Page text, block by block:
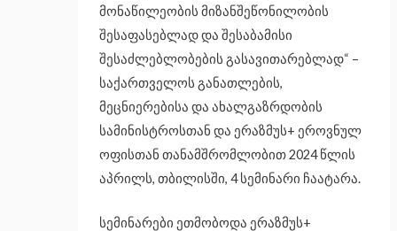
მონაწილეობის მიზანშეწონილობის
შესაფასებლად და შესაბამისი
შესაძლებლობების გასავითარებლად“ –
საქართველოს განათლების,
მეცნიერებისა და ახალგაზრდობის
სამინისტროსთან და ერაზმუს+ ეროვნულ
ოფისთან თანამშრომლობით 2024 წლის
აპრილს, თბილისში, 4 სემინარი ჩაატარა.
სემინარები ეთმობოდა ერაზმუს+